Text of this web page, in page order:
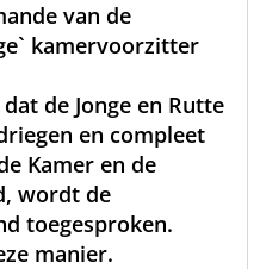
van de
kamervoorzitter
de Jonge en Rutte
en compleet
Kamer en de
wordt de
toegesproken.
manier.